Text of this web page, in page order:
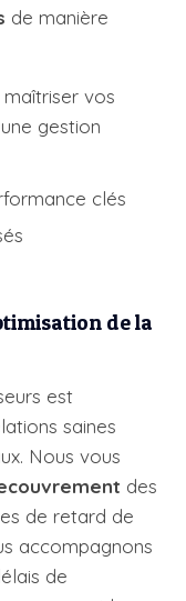
de manière
vos
une gestion
clés
de la
est
saines
Nous vous
des
de retard de
accompagnons
de